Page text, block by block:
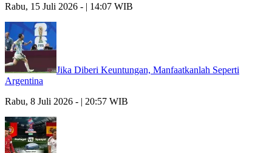
Rabu, 15 Juli 2026 - | 14:07 WIB
Jika Diberi Keuntungan, Manfaatkanlah Seperti
Argentina
Rabu, 8 Juli 2026 - | 20:57 WIB